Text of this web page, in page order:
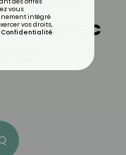
avec
vous
intégré
vos droits,
.